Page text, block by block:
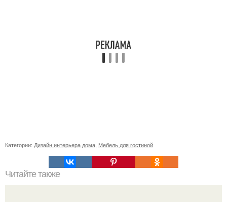
Категории: Дизайн интерьера дома Мебель для гостиной
Читайте также